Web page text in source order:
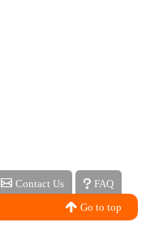
Contact Us
FAQ
Go to top